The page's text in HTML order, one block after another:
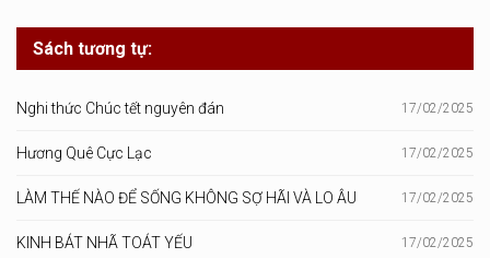
Sách tương tự:
Nghi thức Chúc tết nguyên đán 17/02/2025
Hương Quê Cực Lạc 17/02/2025
LÀM THẾ NÀO ĐỂ SỐNG KHÔNG SỢ HÃI VÀ LO ÂU 17/02/2025
KINH BÁT NHÃ TOÁT YẾU 17/02/2025